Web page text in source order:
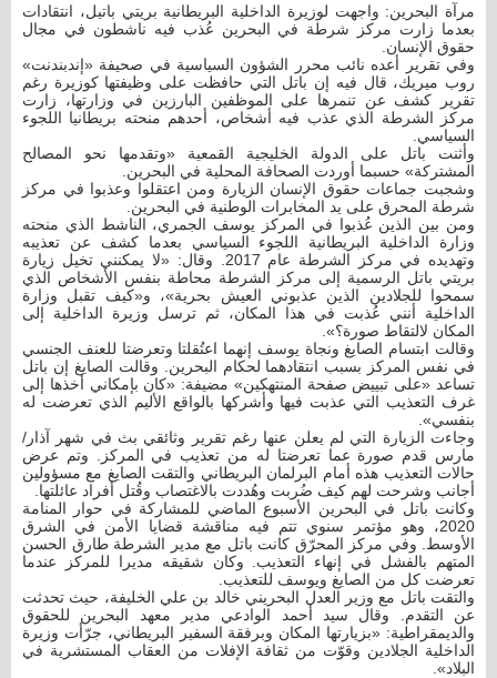
مرآة البحرين: واجهت لوزيرة الداخلية البريطانية بريتي باتيل، انتقادات
بعدما زارت مركز شرطة في البحرين عُذب فيه ناشطون في مجال
حقوق الإنسان.
وفي تقرير أعده نائب محرر الشؤون السياسية في صحيفة «إندبندنت»
روب ميريك، قال فيه إن باتل التي حافظت على وظيفتها كوزيرة رغم
تقرير كشف عن تنمرها على الموظفين البارزين في وزارتها، زارت
مركز الشرطة الذي عذب فيه أشخاص، أحدهم منحته بريطانيا اللجوء
السياسي.
وأثنت باتل على الدولة الخليجية القمعية «وتقدمها نحو المصالح
المشتركة» حسبما أوردت الصحافة المحلية في البحرين.
وشجبت جماعات حقوق الإنسان الزيارة ومن اعتقلوا وعذبوا في مركز
شرطة المحرق على يد المخابرات الوطنية في البحرين.
ومن بين الذين عُذبوا في المركز يوسف الجمري، الناشط الذي منحته
وزارة الداخلية البريطانية اللجوء السياسي بعدما كشف عن تعذيبه
وتهديده في مركز الشرطة عام 2017. وقال: «لا يمكنني تخيل زيارة
بريتي باتل الرسمية إلى مركز الشرطة محاطة بنفس الأشخاص الذي
سمحوا للجلادين الذين عذبوني العيش بحرية»، و«كيف تقبل وزارة
الداخلية أنني عُذبت في هذا المكان، ثم ترسل وزيرة الداخلية إلى
المكان لالتقاط صورة؟».
وقالت ابتسام الصايغ ونجاة يوسف إنهما اعتُقلتا وتعرضتا للعنف الجنسي
في نفس المركز بسبب انتقادهما لحكام البحرين. وقالت الصايغ إن باتل
تساعد «على تبييض صفحة المنتهكين» مضيفة: «كان بإمكاني أخذها إلى
غرف التعذيب التي عذبت فيها وأشركها بالواقع الأليم الذي تعرضت له
بنفسي».
وجاءت الزيارة التي لم يعلن عنها رغم تقرير وثائقي بث في شهر آذار/
مارس قدم صورة عما تعرضتا له من تعذيب في المركز. وتم عرض
حالات التعذيب هذه أمام البرلمان البريطاني والتقت الصايغ مع مسؤولين
أجانب وشرحت لهم كيف ضُربت وهُددت بالاغتصاب وقُتل أفراد عائلتها.
وكانت باتل في البحرين الأسبوع الماضي للمشاركة في حوار المنامة
2020، وهو مؤتمر سنوي تتم فيه مناقشة قضايا الأمن في الشرق
الأوسط. وفي مركز المحرّق كانت باتل مع مدير الشرطة طارق الحسن
المتهم بالفشل في إنهاء التعذيب. وكان شقيقه مديرا للمركز عندما
تعرضت كل من الصايغ ويوسف للتعذيب.
والتقت باتل مع وزير العدل البحريني خالد بن علي الخليفة، حيث تحدثت
عن التقدم. وقال سيد أحمد الوادعي مدير معهد البحرين للحقوق
والديمقراطية: «بزيارتها المكان وبرفقة السفير البريطاني، جرّأت وزيرة
الداخلية الجلادين وقوّت من ثقافة الإفلات من العقاب المستشرية في
البلاد».